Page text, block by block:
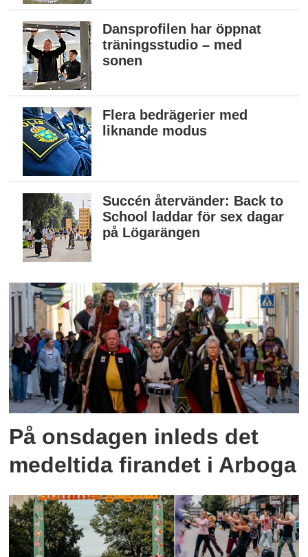
Dansprofilen har öppnat
träningsstudio – med
sonen
Flera bedrägerier med
liknande modus
Succén återvänder: Back to
School laddar för sex dagar
på Lögarängen
På onsdagen inleds det
medeltida firandet i Arboga